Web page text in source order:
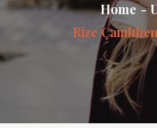
Home
Rize